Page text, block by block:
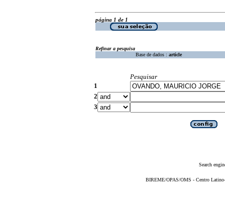
página 1 de 1
Refinar a pesquisa
Base de dados : article
Pesquisar
1
2
3
Search
BIREME/OPAS/OMS - Centro Latino-